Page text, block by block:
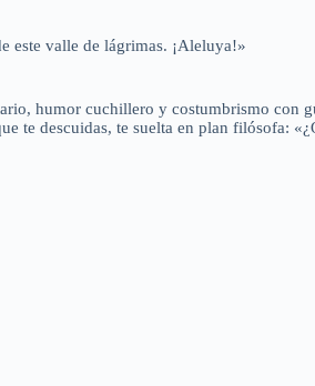
este valle de lágrimas. ¡Aleluya!»
humor cuchillero y costumbrismo con
te descuidas, te suelta en plan filósofa: